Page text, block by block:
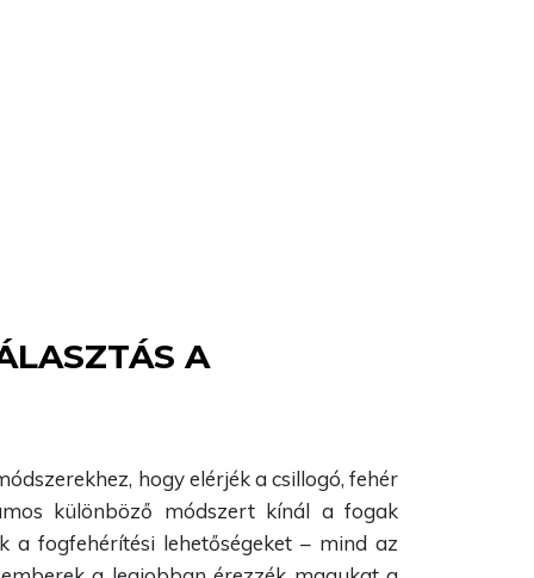
A
hogy elérjék a csillogó, fehér
különböző módszert kínál a fogak
a fogfehérítési lehetőségeket – mind az